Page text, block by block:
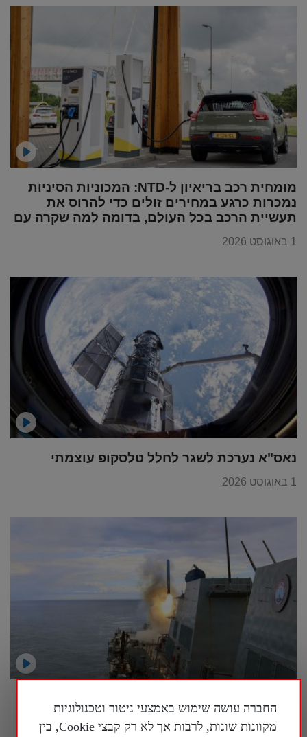
מומחית רכב בריאיון ל-NTD: המכוניות הסיניות
נמכרות כרגע במחירים זולים כדי להרוס את
תעשיית הרכב בכל העולם, בדומה למה שקרה עם
1 באוגוסט 2026
נאס"א נערכת לשגר לחלל טלסקופ עוצמתי
1 באוגוסט 2026
מומחה אמריקני לאסטרטגיה: "הסינים רוצים
שנבזבז את התחמושת שלנו"
החברה עושה שימוש באמצעי ניטור וטכנולוגיות
מקוונות שונות, לרבות אך לא רק קבצי Cookie, בין